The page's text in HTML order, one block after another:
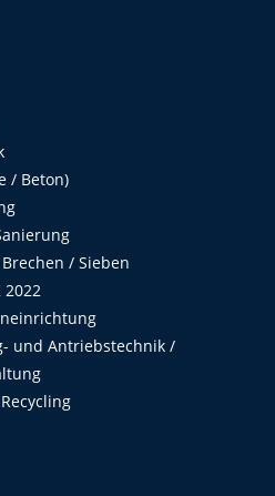
/ Beton)
/ Sieben
2022
und Antriebstechnik /